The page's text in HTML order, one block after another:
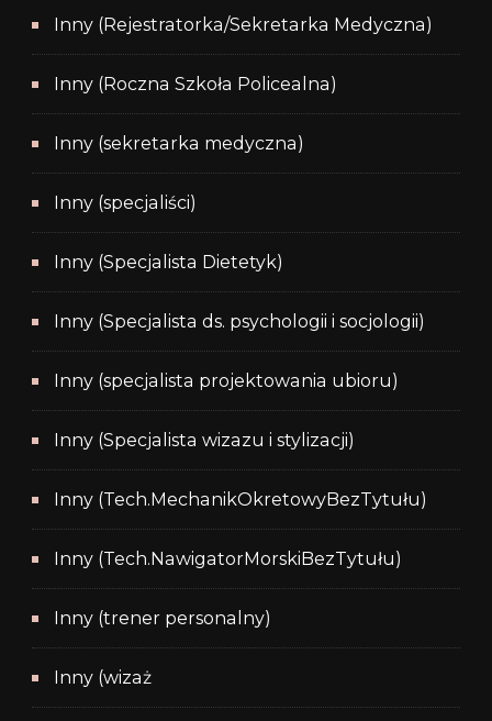
Inny (Rejestratorka/Sekretarka Medyczna)
Inny (Roczna Szkoła Policealna)
Inny (sekretarka medyczna)
Inny (specjaliści)
Inny (Specjalista Dietetyk)
Inny (Specjalista ds. psychologii i socjologii)
Inny (specjalista projektowania ubioru)
Inny (Specjalista wizazu i stylizacji)
Inny (Tech.MechanikOkretowyBezTytułu)
Inny (Tech.NawigatorMorskiBezTytułu)
Inny (trener personalny)
Inny (wizaż